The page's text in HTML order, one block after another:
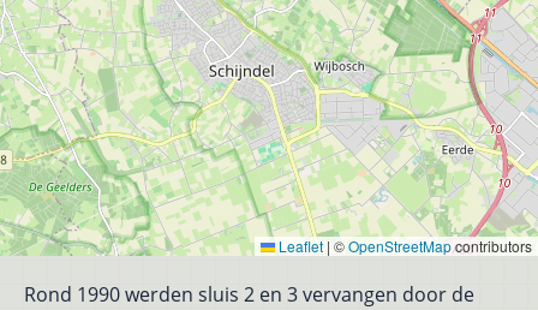
Leaflet | ©OpenStreetMapcontributors
Rond 1990 werden sluis 2 en 3 vervangen door de